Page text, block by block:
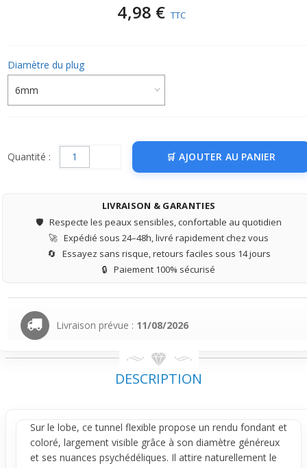
4,98 € TTC
Diamètre du plug
Quantité : AJOUTER AU PANIER
LIVRAISON & GARANTIES
🛡️ Respecte les peaux sensibles, confortable au quotidien
🚀 Expédié sous 24–48h, livré rapidement chez vous
🔄 Essayez sans risque, retours faciles sous 14 jours
🔒 Paiement 100% sécurisé
Livraison prévue : 11/08/2026
DESCRIPTION
Sur le lobe, ce tunnel flexible propose un rendu fondant et
coloré, largement visible grâce à son diamètre généreux
et ses nuances psychédéliques. Il attire naturellement le